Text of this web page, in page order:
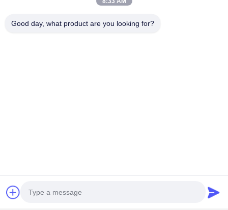
Good day, what product are you looking for?